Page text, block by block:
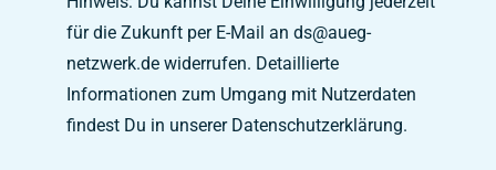
für die Zukunft per E-Mail an ds@aueg-
netzwerk.de widerrufen. Detaillierte
Informationen zum Umgang mit Nutzerdaten
findest Du in unserer Datenschutzerklärung.